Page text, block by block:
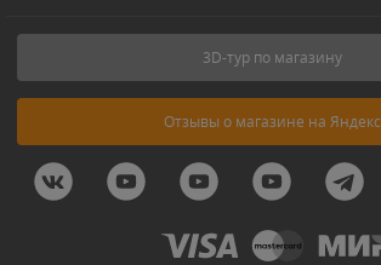
3D-тур по магазину
Отзывы о магазине на Яндекс